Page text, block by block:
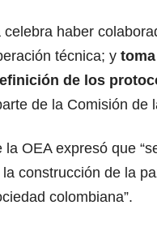
haber
técnica; y
de los
de la Comisión de
OEA expresó que
construcción de la
colombiana”.